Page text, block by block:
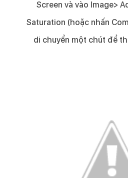
Screen và vào Image>
Saturation (hoặc nhấn
di chuyển một chút để